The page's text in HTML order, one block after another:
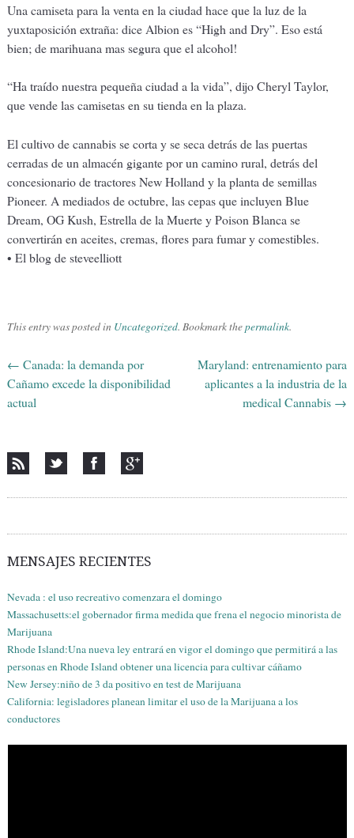
Una camiseta para la venta en la ciudad hace que la luz de la
yuxtaposición extraña: dice Albion es “High and Dry”. Eso está
bien; de marihuana mas segura que el alcohol!
“Ha traído nuestra pequeña ciudad a la vida”, dijo Cheryl Taylor,
que vende las camisetas en su tienda en la plaza.
El cultivo de cannabis se corta y se seca detrás de las puertas
cerradas de un almacén gigante por un camino rural, detrás del
concesionario de tractores New Holland y la planta de semillas
Pioneer. A mediados de octubre, las cepas que incluyen Blue
Dream, OG Kush, Estrella de la Muerte y Poison Blanca se
convertirán en aceites, cremas, flores para fumar y comestibles.
• El blog de steveelliott
This entry was posted in Uncategorized. Bookmark thepermalink.
Post navigation
← Canada: la demanda por
Cañamo excede la disponibilidad
actual
Maryland: entrenamiento para
aplicantes a la industria de la
medical Cannabis →
MENSAJES RECIENTES
Nevada : el uso recreativo comenzara el domingo
Massachusetts:el gobernador firma medida que frena el negocio minorista de
Marijuana
Rhode Island:Una nueva ley entrará en vigor el domingo que permitirá a las
personas en Rhode Island obtener una licencia para cultivar cáñamo
New Jersey:niño de 3 da positivo en test de Marijuana
California: legisladores planean limitar el uso de la Marijuana a los
conductores